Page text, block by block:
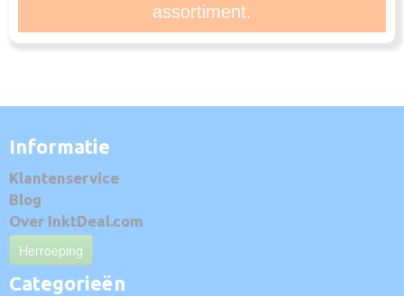
assortiment.
Informatie
Klantenservice
Blog
Over InktDeal.com
Herroeping
Categorieën